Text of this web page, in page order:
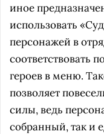
иное
использовать
персонажей в
соответствовать
героев в меню.
позволяет
силы, ведь
собранный, так и